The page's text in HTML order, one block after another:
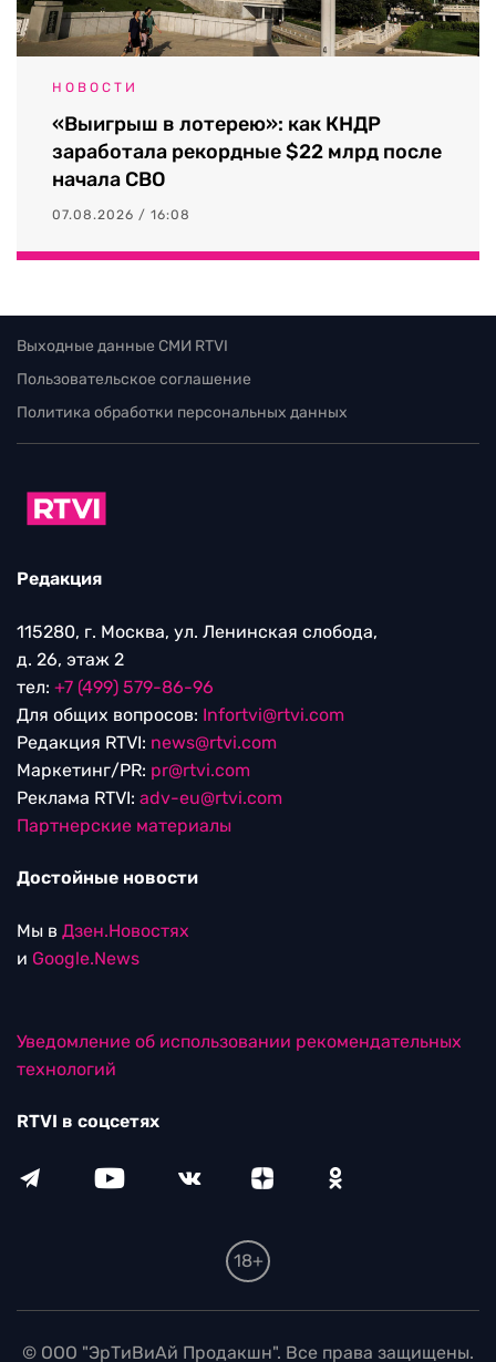
НОВОСТИ
«Выигрыш в лотерею»: как КНДР
заработала рекордные $22 млрд после
начала СВО
07.08.2026 / 16:08
Выходные данные СМИ RTVI
Пользовательское соглашение
Политика обработки персональных данных
Редакция
115280, г. Москва, ул. Ленинская слобода,
д. 26, этаж 2
тел: +7 (499) 579-86-96
Для общих вопросов: Infortvi@rtvi.com
Редакция RTVI: news@rtvi.com
Маркетинг/PR: pr@rtvi.com
Реклама RTVI: adv-eu@rtvi.com
Партнерские материалы
Достойные новости
Мы в Дзен.Новостях
и Google.News
Уведомление об использовании рекомендательных
технологий
RTVI в соцсетях
18+
© ООО "ЭрТиВиАй Продакшн". Все права защищены.